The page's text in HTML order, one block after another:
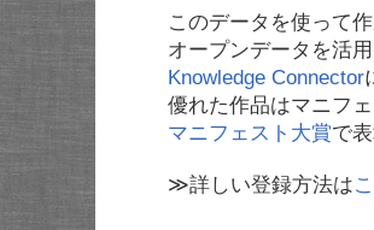
このデータを使って
オープンデータを活
Knowledge Connector
優れた作品はマニフ
マニフェスト大賞で
≫詳しい登録方法は